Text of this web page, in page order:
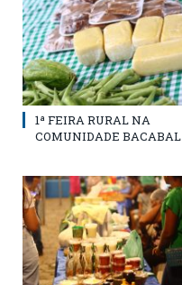
1ª FEIRA RURAL NA
COMUNIDADE BACABAL